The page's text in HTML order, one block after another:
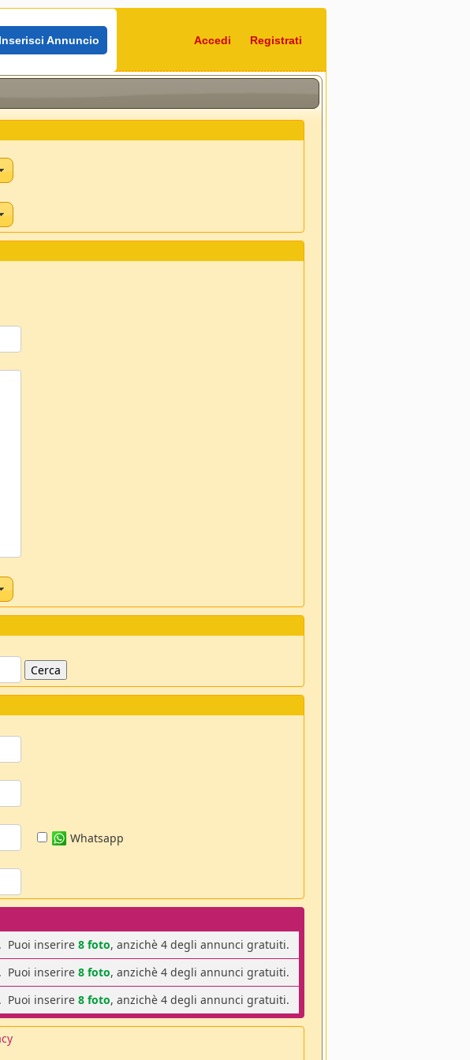
Inserisci Annuncio Accedi Registrati
Whatsapp
. Puoi inserire8 foto, anzichè 4 degli annunci gratuiti.
. Puoi inserire8 foto, anzichè 4 degli annunci gratuiti.
. Puoi inserire8 foto, anzichè 4 degli annunci gratuiti.